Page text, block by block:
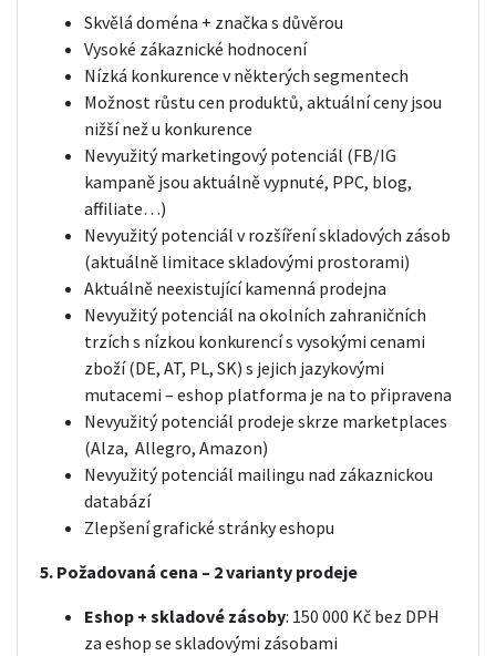
Skvělá doména + značka s důvěrou
Vysoké zákaznické hodnocení
Nízká konkurence v některých segmentech
Možnost růstu cen produktů, aktuální ceny jsou
nižší než u konkurence
Nevyužitý marketingový potenciál (FB/IG
kampaně jsou aktuálně vypnuté, PPC, blog,
affiliate…)
Nevyužitý potenciál v rozšíření skladových zásob
(aktuálně limitace skladovými prostorami)
Aktuálně neexistující kamenná prodejna
Nevyužitý potenciál na okolních zahraničních
trzích s nízkou konkurencí s vysokými cenami
zboží (DE, AT, PL, SK) s jejich jazykovými
mutacemi – eshop platforma je na to připravena
Nevyužitý potenciál prodeje skrze marketplaces
(Alza, Allegro, Amazon)
Nevyužitý potenciál mailingu nad zákaznickou
databází
Zlepšení grafické stránky eshopu
5. Požadovaná cena – 2 varianty prodeje
Eshop + skladové zásoby: 150 000 Kč bez DPH
za eshop se skladovými zásobami